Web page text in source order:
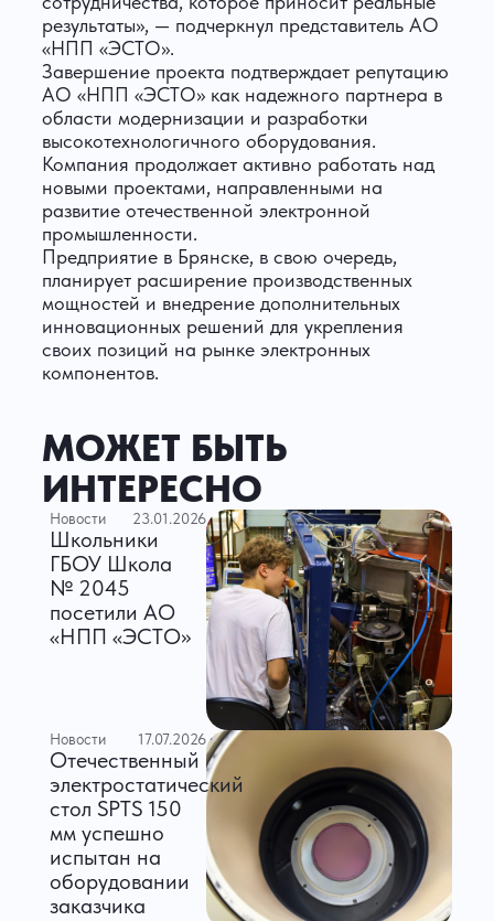
результаты», — подчеркнул представитель АО
«НПП «ЭСТО».
Завершение проекта подтверждает репутацию
АО «НПП «ЭСТО» как надежного партнера в
области модернизации и разработки
высокотехнологичного оборудования.
Компания продолжает активно работать над
новыми проектами, направленными на
развитие отечественной электронной
промышленности.
Предприятие в Брянске, в свою очередь,
планирует расширение производственных
мощностей и внедрение дополнительных
инновационных решений для укрепления
своих позиций на рынке электронных
компонентов.
МОЖЕТ БЫТЬ
ИНТЕРЕСНО
Новости 23.01.2026
Школьники
ГБОУ Школа
№ 2045
посетили АО
«НПП «ЭСТО»
Новости 17.07.2026
Отечественный
электростатический
стол SPTS 150
мм успешно
испытан на
оборудовании
заказчика